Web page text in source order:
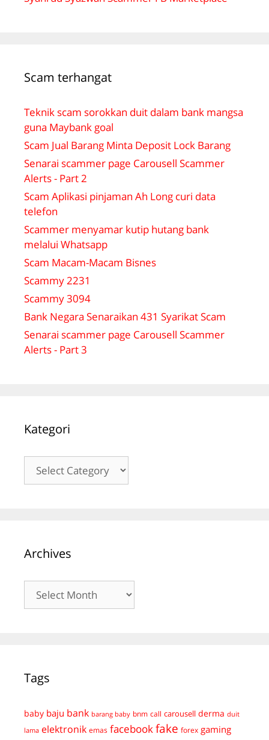
Scam terhangat
Teknik scam sorokkan duit dalam bank mangsa
guna Maybank goal
Scam Jual Barang Minta Deposit Lock Barang
Senarai scammer page Carousell Scammer
Alerts - Part 2
Scam Aplikasi pinjaman Ah Long curi data
telefon
Scammer menyamar kutip hutang bank
melalui Whatsapp
Scam Macam-Macam Bisnes
Scammy 2231
Scammy 3094
Bank Negara Senaraikan 431 Syarikat Scam
Senarai scammer page Carousell Scammer
Alerts - Part 3
Kategori
Archives
Tags
baby baju bank barang baby bnm call carousell derma duit
lama elektronik emas facebook fake forex gaming